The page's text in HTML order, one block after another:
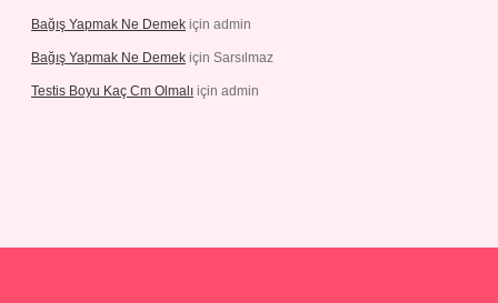
Bağış Yapmak Ne Demek için admin
Bağış Yapmak Ne Demek için Sarsılmaz
Testis Boyu Kaç Cm Olmalı için admin